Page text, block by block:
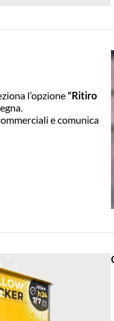
l’opzione “Ritiro
e comunica